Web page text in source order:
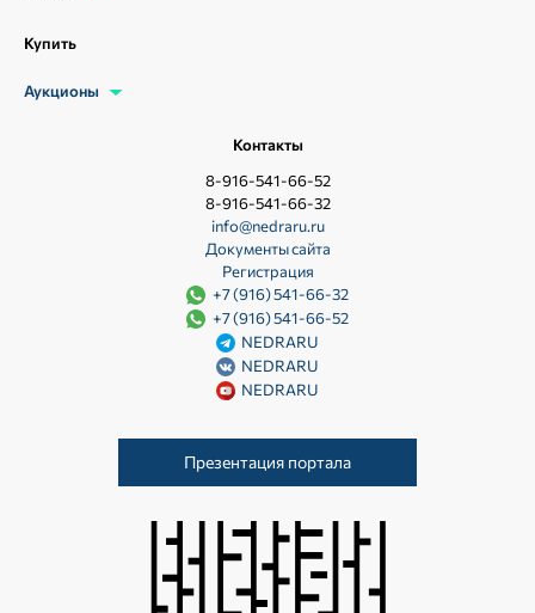
Купить
Аукционы
Контакты
8-916-541-66-52
8-916-541-66-32
info@nedraru.ru
Документы сайта
Регистрация
+7 (916) 541-66-32
+7 (916) 541-66-52
NEDRARU
NEDRARU
NEDRARU
Презентация портала